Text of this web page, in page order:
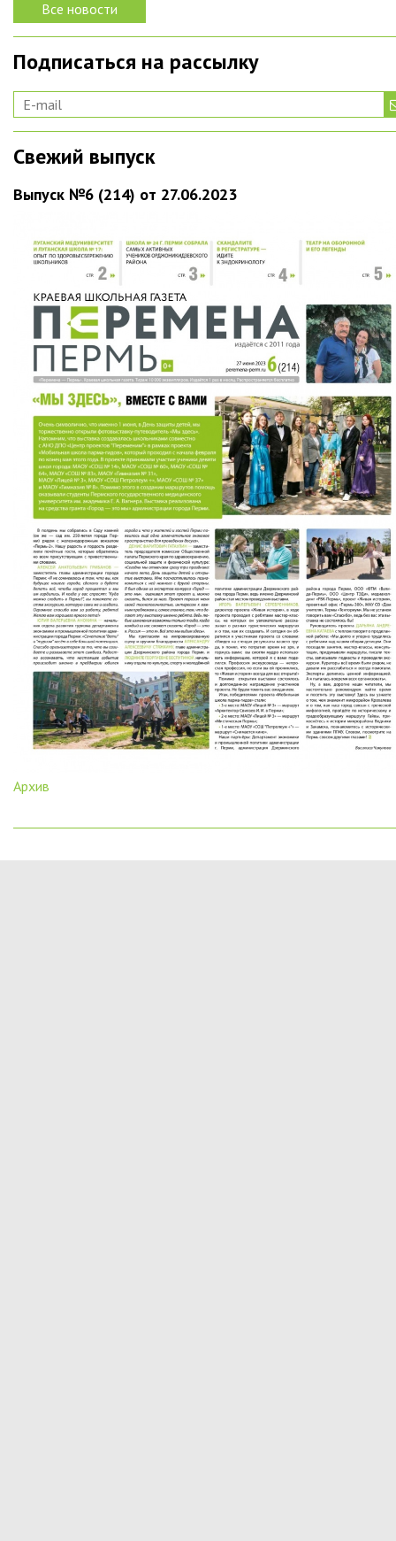
Все новости
Подписаться на рассылку
Свежий выпуск
Выпуск №6 (214) от 27.06.2023
Архив